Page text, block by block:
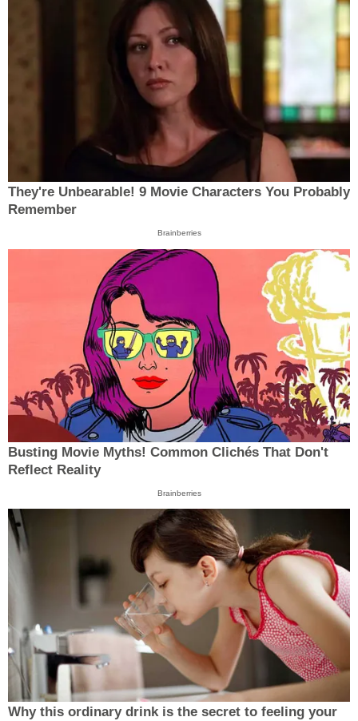
They're Unbearable! 9 Movie Characters You Probably
Remember
Brainberries
Busting Movie Myths! Common Clichés That Don't
Reflect Reality
Brainberries
Why this ordinary drink is the secret to feeling your